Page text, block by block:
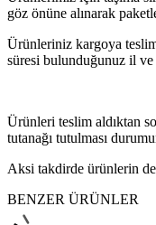
göz önüne alınarak
Ürünleriniz kargoya
süresi bulunduğunuz il
Ürünleri teslim aldıktan
tutanağı tutulması
Aksi takdirde ürünlerin
BENZER ÜRÜNLER